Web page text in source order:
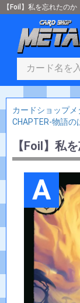
【Foil】私を忘れたの
カードショップメ
CHAPTER-物語の
【Foil】私
A